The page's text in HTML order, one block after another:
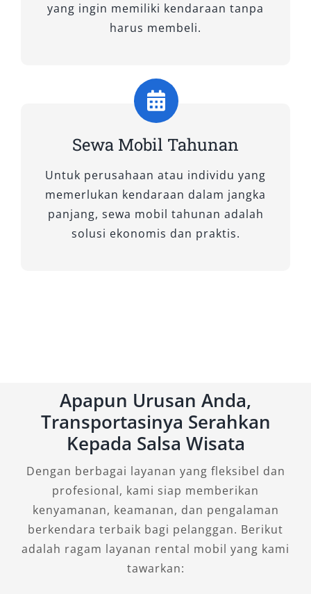
yang ingin memiliki kendaraan tanpa
harus membeli.
Sewa Mobil Tahunan
Untuk perusahaan atau individu yang
memerlukan kendaraan dalam jangka
panjang, sewa mobil tahunan adalah
solusi ekonomis dan praktis.
Apapun Urusan Anda,
Transportasinya Serahkan
Kepada Salsa Wisata
Dengan berbagai layanan yang fleksibel dan
profesional, kami siap memberikan
kenyamanan, keamanan, dan pengalaman
berkendara terbaik bagi pelanggan. Berikut
adalah ragam layanan rental mobil yang kami
tawarkan: